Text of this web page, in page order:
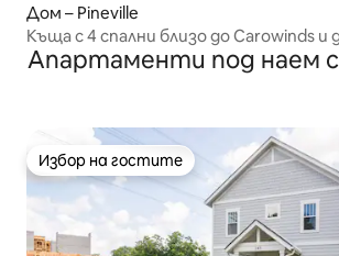
Дом – Pineville
Къща с 4 спални близо до Carowinds и
Апартаменти под наем
Избор на гостите
Избор на гостите